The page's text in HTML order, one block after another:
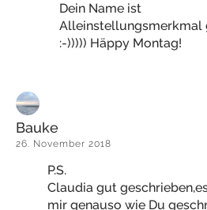
Dein Name ist
Alleinstellungsmerkmal
:-))))) Häppy Montag!
Bauke
26. November 2018
P.S.
Claudia gut
mir genauso wie Du